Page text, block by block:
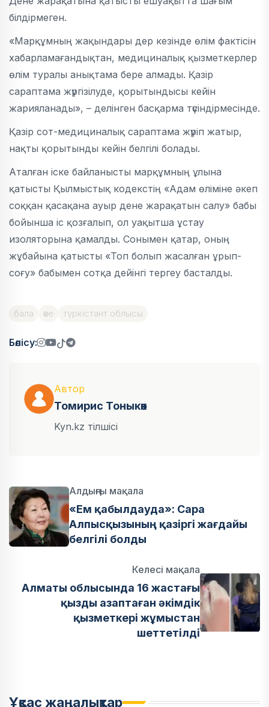
білдірмеген.
«Марқұмның жақындары дер кезінде өлім фактісін
хабарламағандықтан, медициналық қызметкерлер
өлім туралы анықтама бере алмады. Қазір
сараптама жүргізілуде, қорытындысы кейін
жарияланады», – делінген басқарма түсіндірмесінде.
Қазір сот-медициналық сараптама жүріп жатыр,
нақты қорытынды кейін белгілі болады.
Аталған іске байланысты марқұмның ұлына
қатысты Қылмыстық кодекстің «Адам өліміне әкеп
соққан қасақана ауыр дене жарақатын салу» бабы
бойынша іс қозғалып, ол уақытша ұстау
изоляторына қамалды. Сонымен қатар, оның
жұбайына қатысты «Топ болып жасалған ұрып-
соғу» бабымен сотқа дейінгі тергеу басталды.
бала әке түркістант облысы
Бөлісу:
Автор
Томирис Тоныкөк
Kyn.kz тілшісі
Алдыңғы мақала
«Ем қабылдауда»: Сара
Алпысқызының қазіргі жағдайы
белгілі болды
Келесі мақала
Алматы облысында 16 жастағы
қызды азаптаған әкімдік
қызметкері жұмыстан
шеттетілді
Ұқсас жаңалықтар